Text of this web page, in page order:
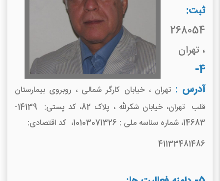
ثبت:
268054
، تهران
4-
آدرس : تهران ، خیابان کارگر شمالی ، روبروی بیمارستان
قلب تهران، خیابان شکرلله ، پلاک 82، کد پستی: 14139-
14683، شماره سناسه ملی : 10103071326، کد اقتصادی:
41133481486